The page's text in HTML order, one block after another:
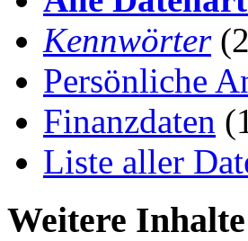
Kennwörter
Persönliche
Finanzdaten
Liste aller
Weitere Inhalte